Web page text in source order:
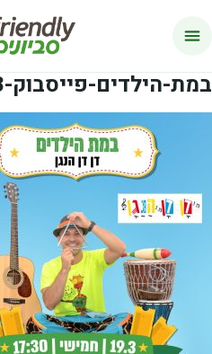
במת-הילדים-פייסבוק-19.3